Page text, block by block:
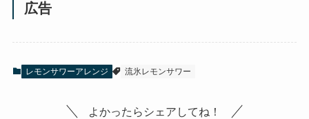
広告
レモンサワーアレンジ 流氷レモンサワー
よかったらシェアしてね！